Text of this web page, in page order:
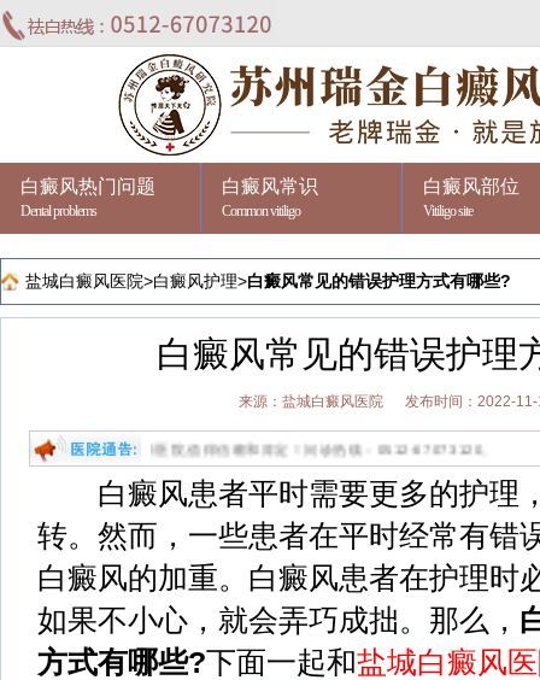
白癜风热门问题
Dental problems
白癜风常识
Common vitiligo
白癜风部位
Vitiligo site
盐城白癜风医院>白癜风护理>白癜风常见的错误护理方式有哪些?
白癜风常见的错误护理
来源：盐城白癜风医院 发布时间：2022-
白的专病专科医院,值得信赖和肯定！问诊热线：0512-67073120。
白癜风患者平时需要更多的护理
转。然而，一些患者在平时经常有错
白癜风的加重。白癜风患者在护理时
如果不小心，就会弄巧成拙。那么，
方式有哪些?下面一起和盐城白癜风